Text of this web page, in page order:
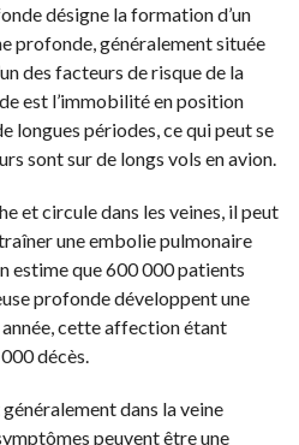
désigne la formation d’un
profonde, généralement située
des facteurs de risque de la
est l’immobilité en position
longues périodes, ce qui peut se
sont sur de longs vols en avion.
et circule dans les veines, il peut
une embolie pulmonaire
estime que 600 000 patients
profonde développent une
cette affection étant
décès.
dans la veine
peuvent être une